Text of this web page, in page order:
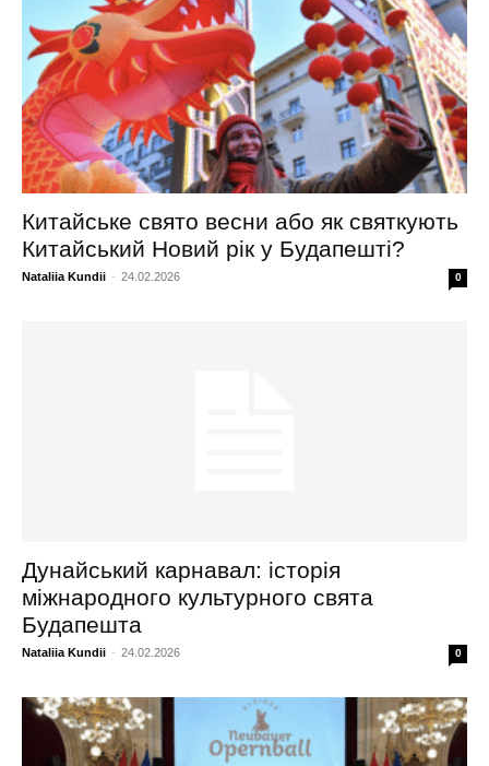
Китайське свято весни або як святкують
Китайський Новий рік у Будапешті?
Nataliia Kundii - 24.02.2026 0
Дунайський карнавал: історія
міжнародного культурного свята
Будапешта
Nataliia Kundii - 24.02.2026 0